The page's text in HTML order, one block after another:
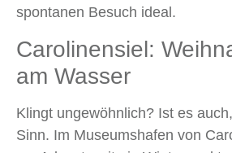
spontanen Besuch ideal.
Carolinensiel:
am Wasser
Klingt ungewöhnlich? Ist es
Sinn. Im Museumshafen von